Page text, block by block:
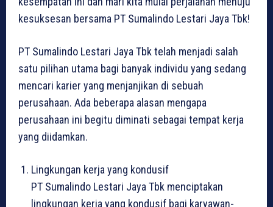
kesuksesan bersama PT Sumalindo Lestari Jaya Tbk!
PT Sumalindo Lestari Jaya Tbk telah menjadi salah
satu pilihan utama bagi banyak individu yang sedang
mencari karier yang menjanjikan di sebuah
perusahaan. Ada beberapa alasan mengapa
perusahaan ini begitu diminati sebagai tempat kerja
yang diidamkan.
Lingkungan kerja yang kondusif
PT Sumalindo Lestari Jaya Tbk menciptakan
lingkungan kerja yang kondusif bagi karyawan-